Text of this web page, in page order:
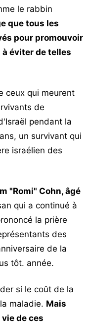
le rabbin
que tous les
pour promouvoir
éviter de telles
ceux qui meurent
de
pendant la
un survivant qui
israélien des
"Romi" Cohn, âgé
qui a continué à
la prière
des
de la
tôt. année.
si le coût de la
maladie. Mais
de ces